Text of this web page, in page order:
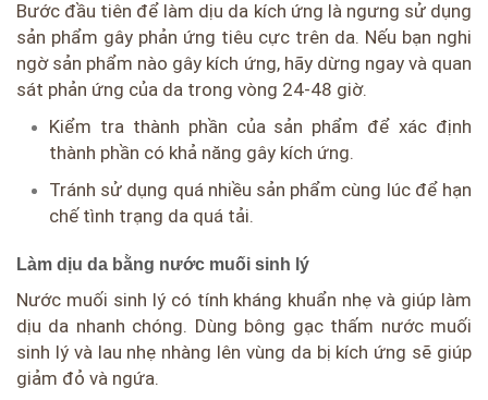
Bước đầu tiên để làm dịu da kích ứng là ngưng sử dụng
sản phẩm gây phản ứng tiêu cực trên da. Nếu bạn nghi
ngờ sản phẩm nào gây kích ứng, hãy dừng ngay và quan
sát phản ứng của da trong vòng 24-48 giờ.
Kiểm tra thành phần của sản phẩm để xác định
thành phần có khả năng gây kích ứng.
Tránh sử dụng quá nhiều sản phẩm cùng lúc để hạn
chế tình trạng da quá tải.
Làm dịu da bằng nước muối sinh lý
Nước muối sinh lý có tính kháng khuẩn nhẹ và giúp làm
dịu da nhanh chóng. Dùng bông gạc thấm nước muối
sinh lý và lau nhẹ nhàng lên vùng da bị kích ứng sẽ giúp
giảm đỏ và ngứa.